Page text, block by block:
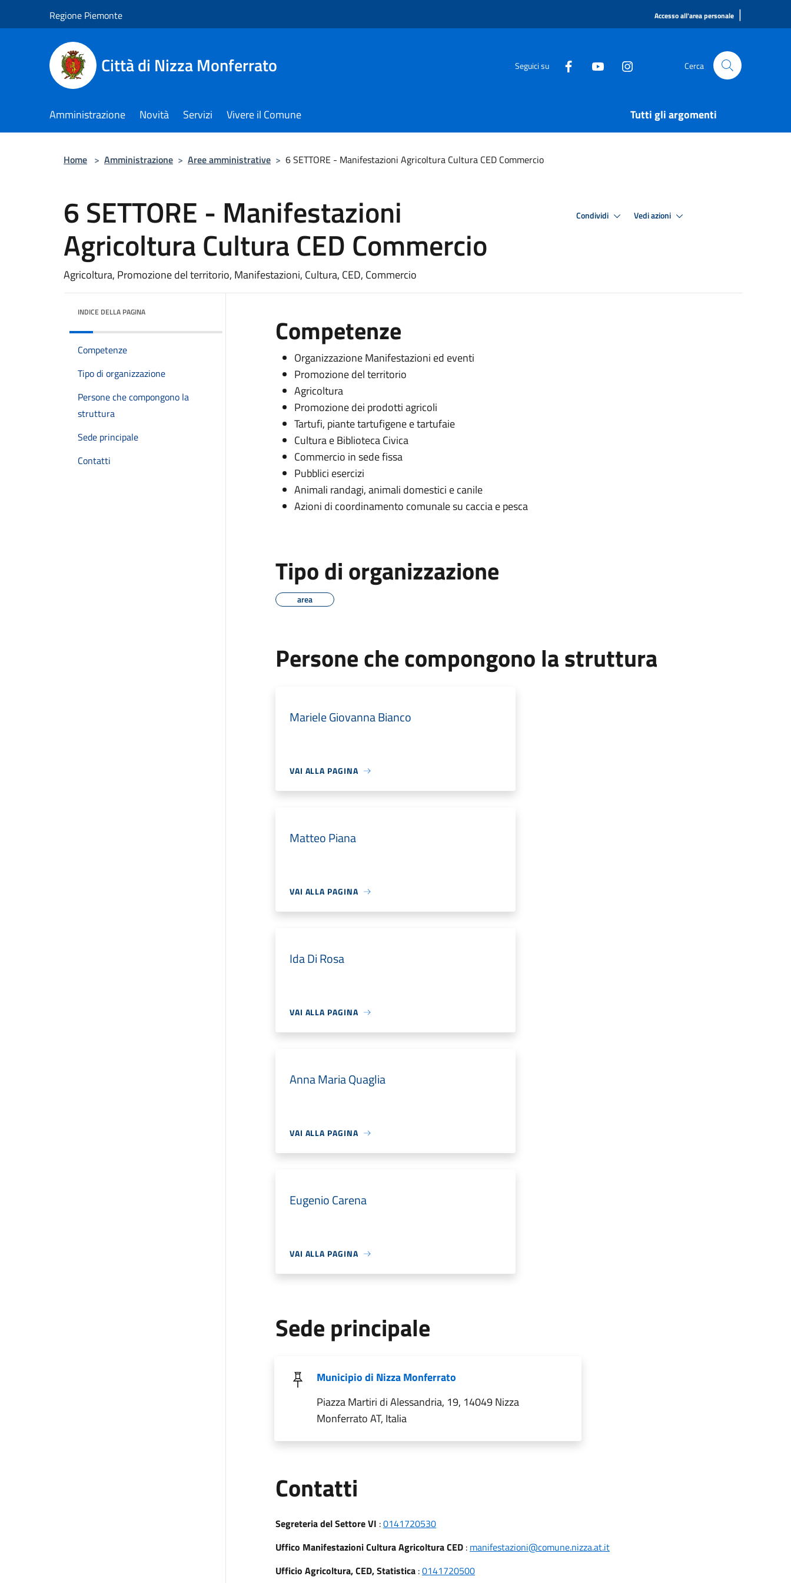
Regione Piemonte Accesso all'area personale |
Città di Nizza Monferrato Seguici su Cerca
Amministrazione Novità Servizi Vivere il Comune Tutti gli argomenti
Home > Amministrazione > Aree amministrative > 6 SETTORE - Manifestazioni Agricoltura Cultura CED Commercio
6 SETTORE - Manifestazioni
Agricoltura Cultura CED Commercio
Agricoltura, Promozione del territorio, Manifestazioni, Cultura, CED, Commercio
Condividi Vedi azioni
INDICE DELLA PAGINA
Competenze
Tipo di organizzazione
Persone che compongono la
struttura
Sede principale
Contatti
Competenze
Organizzazione Manifestazioni ed eventi
Promozione del territorio
Agricoltura
Promozione dei prodotti agricoli
Tartufi, piante tartufigene e tartufaie
Cultura e Biblioteca Civica
Commercio in sede fissa
Pubblici esercizi
Animali randagi, animali domestici e canile
Azioni di coordinamento comunale su caccia e pesca
Tipo di organizzazione
area
Persone che compongono la struttura
Mariele Giovanna Bianco
VAI ALLA PAGINA
Matteo Piana
VAI ALLA PAGINA
Ida Di Rosa
VAI ALLA PAGINA
Anna Maria Quaglia
VAI ALLA PAGINA
Eugenio Carena
VAI ALLA PAGINA
Sede principale
Municipio di Nizza Monferrato
Piazza Martiri di Alessandria, 19, 14049 Nizza
Monferrato AT, Italia
Contatti
Segreteria del Settore VI :0141720530
Uffico Manifestazioni Cultura Agricoltura CED: manifestazioni@comune.nizza.at.it
Ufficio Agricoltura, CED, Statistica:0141720500